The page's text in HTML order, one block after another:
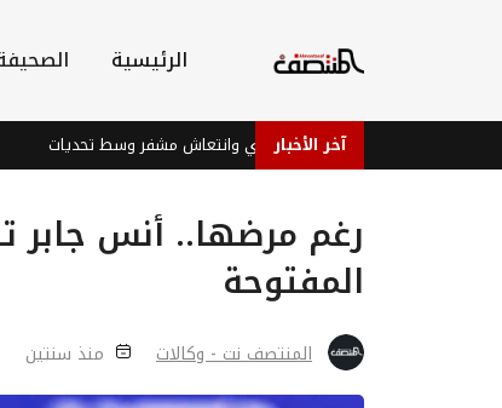
الرئيسية
آخر الأخبار
الأسواق العالمية: تباين آسيوي وانتعاش مشفر وسط تحديات
رغم مرضها.. أنس جابر
المفتوحة
المنتصف نت - وكالات منذ سنتين